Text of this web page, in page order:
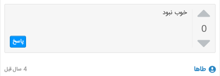

0

خوب نبود
پاسخ
طاها 4 سال قبل